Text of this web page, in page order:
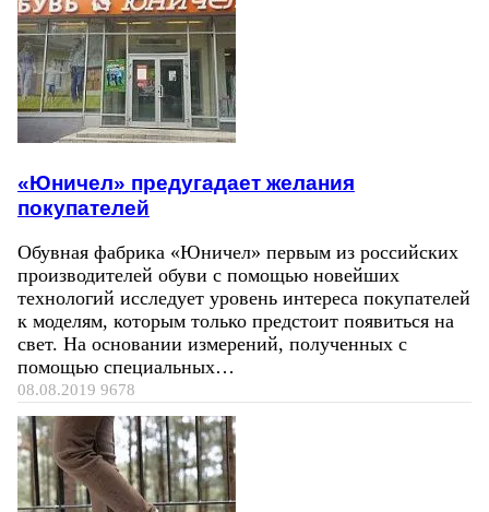
«Юничел» предугадает желания
покупателей
Обувная фабрика «Юничел» первым из российских
производителей обуви с помощью новейших
технологий исследует уровень интереса покупателей
к моделям, которым только предстоит появиться на
свет. На основании измерений, полученных с
помощью специальных…
08.08.2019 9678